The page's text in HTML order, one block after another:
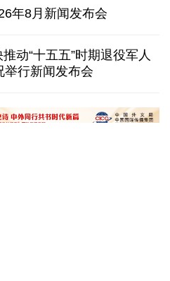
楼发生枪击 主席重伤
首日入境检查约200人
年8月新闻发布会
动“十五五”时期退役军人
举行新闻发布会